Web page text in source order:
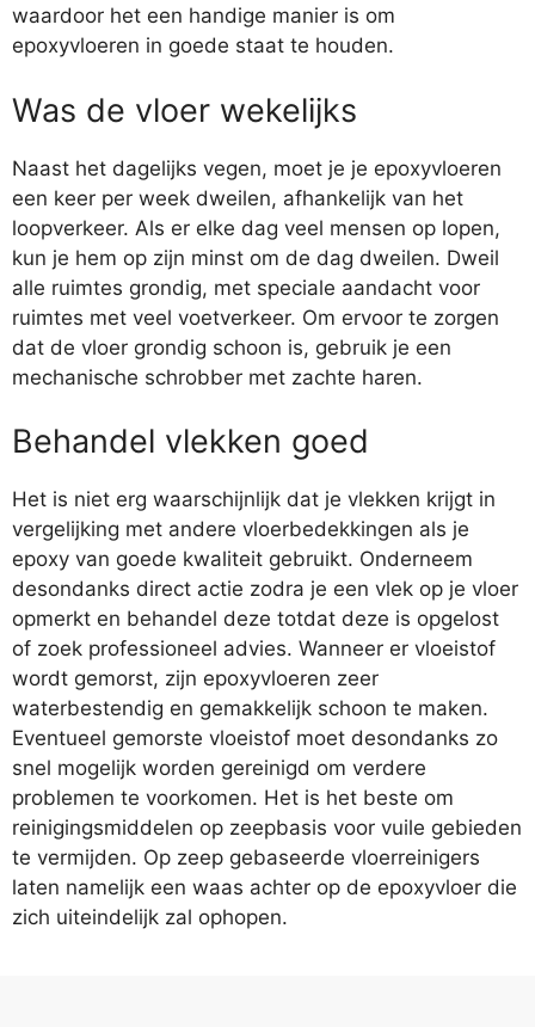
waardoor het een handige manier is om
epoxyvloeren in goede staat te houden.
Was de vloer wekelijks
Naast het dagelijks vegen, moet je je epoxyvloeren
een keer per week dweilen, afhankelijk van het
loopverkeer. Als er elke dag veel mensen op lopen,
kun je hem op zijn minst om de dag dweilen. Dweil
alle ruimtes grondig, met speciale aandacht voor
ruimtes met veel voetverkeer. Om ervoor te zorgen
dat de vloer grondig schoon is, gebruik je een
mechanische schrobber met zachte haren.
Behandel vlekken goed
Het is niet erg waarschijnlijk dat je vlekken krijgt in
vergelijking met andere vloerbedekkingen als je
epoxy van goede kwaliteit gebruikt. Onderneem
desondanks direct actie zodra je een vlek op je vloer
opmerkt en behandel deze totdat deze is opgelost
of zoek professioneel advies. Wanneer er vloeistof
wordt gemorst, zijn epoxyvloeren zeer
waterbestendig en gemakkelijk schoon te maken.
Eventueel gemorste vloeistof moet desondanks zo
snel mogelijk worden gereinigd om verdere
problemen te voorkomen. Het is het beste om
reinigingsmiddelen op zeepbasis voor vuile gebieden
te vermijden. Op zeep gebaseerde vloerreinigers
laten namelijk een waas achter op de epoxyvloer die
zich uiteindelijk zal ophopen.